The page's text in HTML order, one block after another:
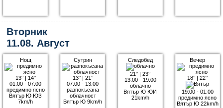
Вторник
11.08. Август
Нощ
13°| 14°
01:00 - 07:00
предимно ясно
Вятър Ю ЮЗ
7km/h
Сутрин
13°| 21°
07:00 - 13:00
разпокъсана
облачност
Вятър Ю 9km/h
Следобед
21° |23°
13:00 - 19:00
облачно
Вятър Ю ЮИ
21km/h
Вечер
18° |22°
19:00 - 01:00
предимно ясно
Вятър Ю 22km/h